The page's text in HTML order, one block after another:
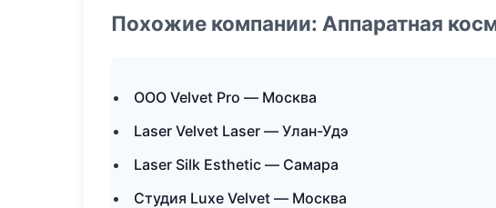
Похожие компании: Аппаратная
ООО Velvet Pro — Москва
Laser Velvet Laser — Улан-Удэ
Laser Silk Esthetic — Самара
Студия Luxe Velvet — Москва